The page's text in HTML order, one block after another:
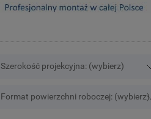
Szerokość projekcyjna: (wybierz)
Format powierzchni roboczej: (wybierz)